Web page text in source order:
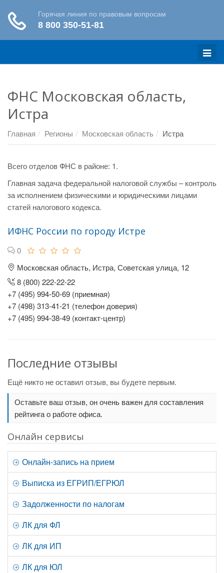
Меню
ФНС Московская область,
Истра
Главная Регионы Московская область Истра
Всего отделов ФНС в районе: 1.
Главная задача федеральной налоговой службы – контроль
за исполнением физическими и юридическими лицами
статей налогового кодекса.
ИФНС России по городу Истре
0
Московская область, Истра, Советская улица, 12
8 (800) 222-22-22
+7 (495) 994-50-69 (приемная)
+7 (498) 313-41-21 (телефон доверия)
+7 (495) 994-38-49 (контакт-центр)
Последние отзывы
Ещё никто не оставил отзыв, вы будете первым.
Оставьте ваш отзыв, он очень важен для составления
рейтинга о работе офиса.
Онлайн сервисы
Онлайн-запись на прием
Выписка из ЕГРИП/ЕГРЮЛ
Задолженности по налогам
ЛК для ФЛ
ЛК для ИП
ЛК для ЮЛ